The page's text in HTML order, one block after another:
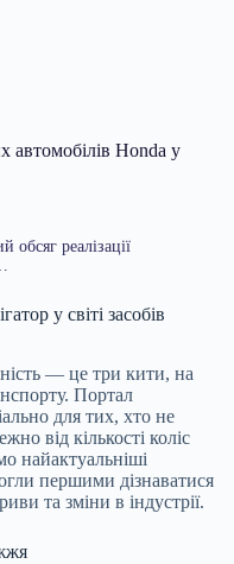
автомобілів Honda у
обсяг реалізації
у світі засобів
— це три кити, на
Портал
для тих, хто не
від кількості коліс
найактуальніші
першими дізнаватися
та зміни в індустрії.